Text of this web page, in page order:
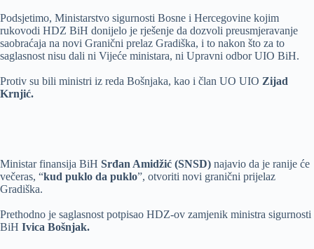
Podsjetimo, Ministarstvo sigurnosti Bosne i Hercegovine kojim
rukovodi HDZ BiH donijelo je rješenje da dozvoli preusmjeravanje
saobraćaja na novi Granični prelaz Gradiška, i to nakon što za to
saglasnost nisu dali ni Vijeće ministara, ni Upravni odbor UIO BiH.
Protiv su bili ministri iz reda Bošnjaka, kao i član UO UIO Zijad
Krnjić.
Ministar finansija BiH Srđan Amidžić (SNSD) najavio da je ranije će
večeras, “kud puklo da puklo”, otvoriti novi granični prijelaz
Gradiška.
Prethodno je saglasnost potpisao HDZ-ov zamjenik ministra sigurnosti
BiH Ivica Bošnjak.